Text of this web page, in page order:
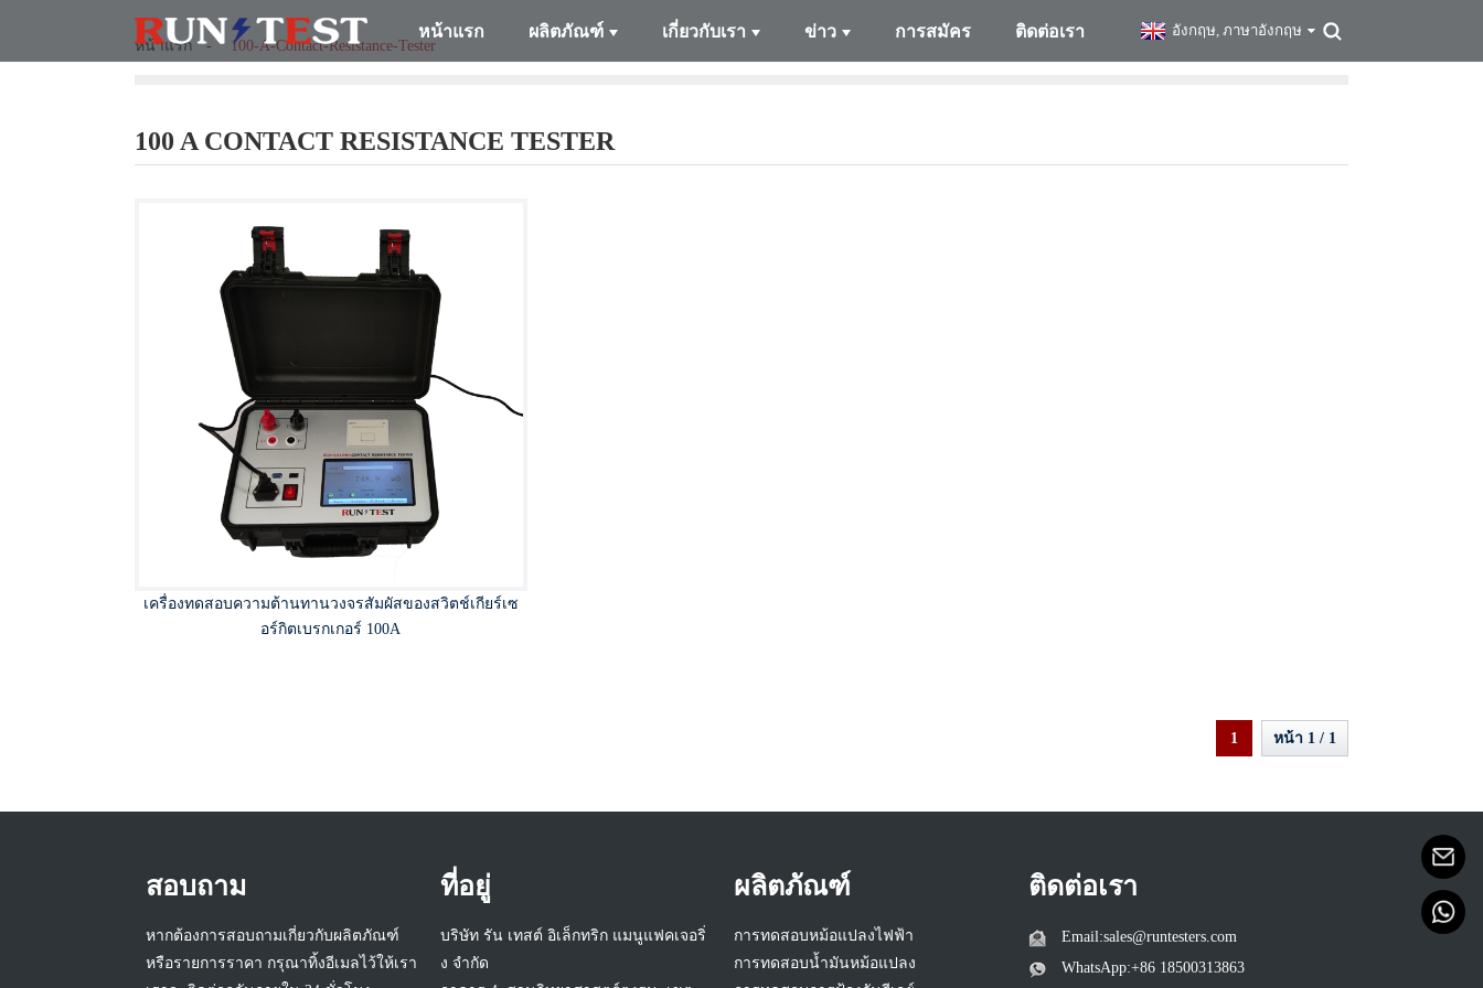
หน้าแรก ผลิตภัณฑ์ เกี่ยวกับเรา ข่าว การสมัคร ติดต่อเรา
อังกฤษ, ภาษาอังกฤษ
หน้าแรก
100-A-Contact-Resistance-Tester
100 A CONTACT RESISTANCE TESTER
เครื่องทดสอบความต้านทานวงจรสัมผัสของสวิตช์เกียร์เซ
อร์กิตเบรกเกอร์ 100A
1 หน้า 1 / 1
สอบถาม
หากต้องการสอบถามเกี่ยวกับผลิตภัณฑ์
หรือรายการราคา กรุณาทิ้งอีเมลไว้ให้เรา
ที่อยู่
บริษัท รัน เทสต์ อิเล็กทริก แมนูแฟคเจอริ่
ง จำกัด
ผลิตภัณฑ์
การทดสอบหม้อแปลงไฟฟ้า
การทดสอบน้ำมันหม้อแปลง
ติดต่อเรา
Email:sales@runtesters.com
WhatsApp:+86 18500313863